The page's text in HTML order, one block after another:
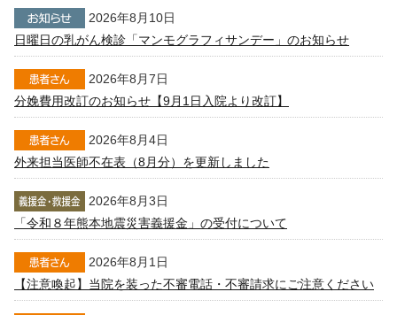
2026年8月10日
日曜日の乳がん検診「マンモグラフィサンデー」のお知らせ
2026年8月7日
分娩費用改訂のお知らせ【9月1日入院より改訂】
2026年8月4日
外来担当医師不在表（8月分）を更新しました
2026年8月3日
「令和８年熊本地震災害義援金」の受付について
2026年8月1日
【注意喚起】当院を装った不審電話・不審請求にご注意ください